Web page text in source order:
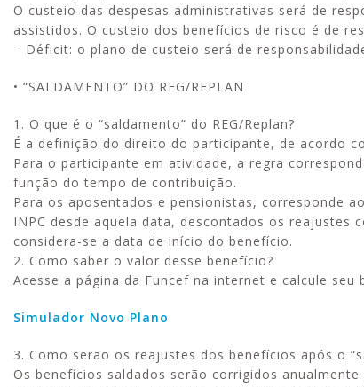
O custeio das despesas administrativas será de
assistidos. O custeio dos benefícios de risco é de
– Déficit: o plano de custeio será de
• “SALDAMENTO” DO REG/REPLAN
1. O que é o “saldamento” do REG/Replan?
É a definição do direito do participante, de acordo
Para o participante em atividade, a regra
função do tempo de contribuição.
Para os aposentados e pensionistas, corresponde
INPC desde aquela data, descontados os reajustes
considera-se a data de início do benefício.
2. Como saber o valor desse benefício?
Acesse a página da Funcef na internet e calcule
Simulador Novo Plano
3. Como serão os reajustes dos benefícios após o
Os benefícios saldados serão corrigidos